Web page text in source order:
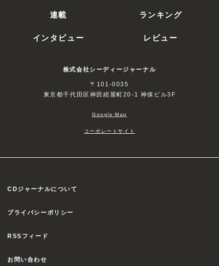
連載
ランキング
インタビュー
レビュー
株式会社シーディージャーナル
〒101-0035
東京都千代田区神田紺屋町20-1 神保ビル3F
Google Map
コーポレートサイト
CDジャーナルについて
プライバシーポリシー
RSSフィード
お問い合わせ